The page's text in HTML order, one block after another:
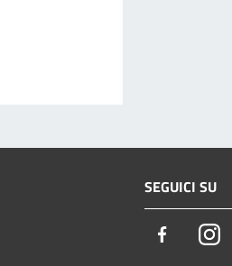
SEGUICI SU
Facebook